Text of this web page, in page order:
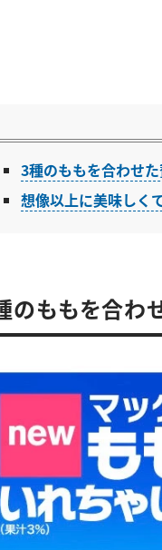
3種のももを合わせ
想像以上に美味しく
のももを合わ